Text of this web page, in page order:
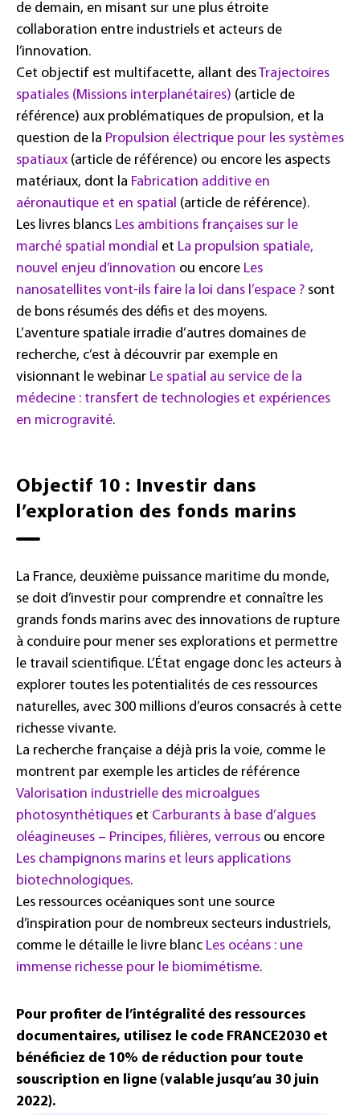
de demain, en misant sur une plus étroite
collaboration entre industriels et acteurs de
l’innovation.
Cet objectif est multifacette, allant desTrajectoires
spatiales (Missions interplanétaires) (article de
référence) aux problématiques de propulsion, et la
question de la Propulsion électrique pour les systèmes
spatiaux (article de référence) ou encore les aspects
matériaux, dont la Fabrication additive en
aéronautique et en spatial (article de référence).
Les livres blancs Les ambitions françaises sur le
marché spatial mondial et La propulsion spatiale,
nouvel enjeu d’innovation ou encore Les
nanosatellites vont-ils faire la loi dans l’espace ? sont
de bons résumés des défis et des moyens.
L’aventure spatiale irradie d’autres domaines de
recherche, c’est à découvrir par exemple en
visionnant le webinar Le spatial au service de la
médecine : transfert de technologies et expériences
en microgravité.
Objectif 10 : Investir dans
l’exploration des fonds marins
La France, deuxième puissance maritime du monde,
se doit d’investir pour comprendre et connaître les
grands fonds marins avec des innovations de rupture
à conduire pour mener ses explorations et permettre
le travail scientifique. L’État engage donc les acteurs à
explorer toutes les potentialités de ces ressources
naturelles, avec 300 millions d’euros consacrés à cette
richesse vivante.
La recherche française a déjà pris la voie, comme le
montrent par exemple les articles de référence
Valorisation industrielle des microalgues
photosynthétiques et Carburants à base d’algues
oléagineuses – Principes, filières, verrous ou encore
Les champignons marins et leurs applications
biotechnologiques.
Les ressources océaniques sont une source
d’inspiration pour de nombreux secteurs industriels,
comme le détaille le livre blanc Les océans : une
immense richesse pour le biomimétisme.
Pour profiter de l’intégralité des ressources
documentaires, utilisez le code FRANCE2030 et
bénéficiez de 10% de réduction pour toute
souscription en ligne (valable jusqu’au 30 juin
2022).